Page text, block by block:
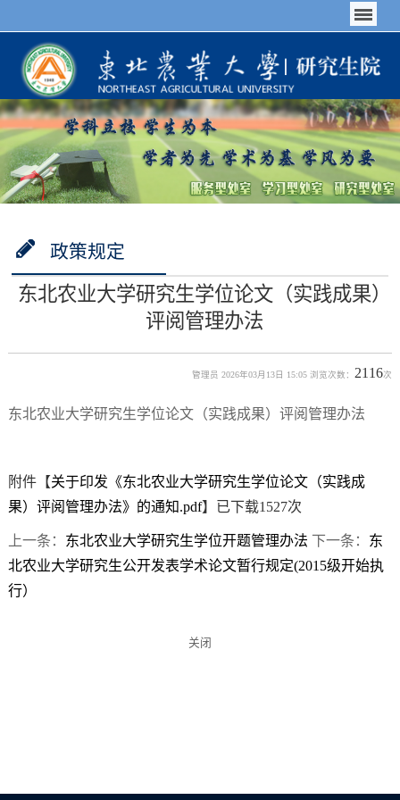
政策规定
东北农业大学研究生学位论文（实践成果）
评阅管理办法
管理员 2026年03月13日 15:05 浏览次数： 2116次
东北农业大学研究生学位论文（实践成果）评阅管理办法
附件【关于印发《东北农业大学研究生学位论文（实践成
果）评阅管理办法》的通知.pdf】已下载1527次
上一条： 东北农业大学研究生学位开题管理办法 下一条： 东
北农业大学研究生公开发表学术论文暂行规定(2015级开始执
行）
关闭